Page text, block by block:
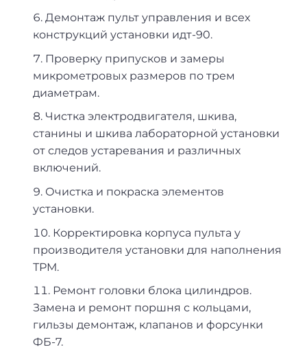
Демонтаж пульт управления и всех
конструкций установки идт-90.
Проверку припусков и замеры
микрометровых размеров по трем
диаметрам.
Чистка электродвигателя, шкива,
станины и шкива лабораторной установки
от следов устаревания и различных
включений.
Очистка и покраска элементов
установки.
Корректировка корпуса пульта у
производителя установки для наполнения
ТРМ.
Ремонт головки блока цилиндров.
Замена и ремонт поршня с кольцами,
гильзы демонтаж, клапанов и форсунки
ФБ-7.